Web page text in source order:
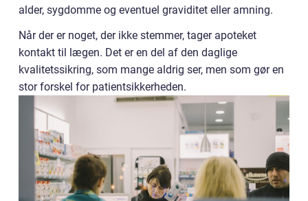
alder, sygdomme og eventuel graviditet eller amning.
Når der er noget, der ikke stemmer, tager apoteket
kontakt til lægen. Det er en del af den daglige
kvalitetssikring, som mange aldrig ser, men som gør en
stor forskel for patientsikkerheden.